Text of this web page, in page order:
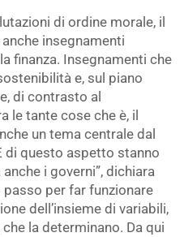
di ordine morale, il
insegnamenti
finanza. Insegnamenti che
e, sul piano
di contrasto al
le tante cose che è, il
un tema centrale dal
di questo aspetto stanno
i governi”, dichiara
per far funzionare
dell’insieme di variabili,
la determinano. Da qui